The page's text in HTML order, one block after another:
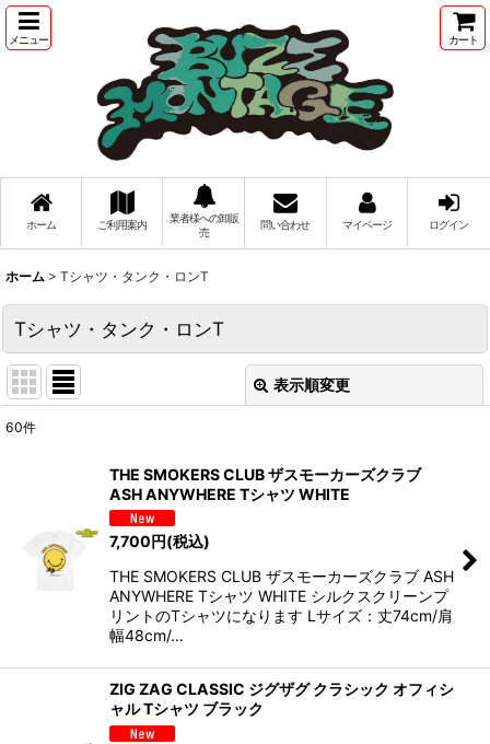
メニュー カート
ホーム ご利用案内
業者様への卸販
売
問い合わせ マイページ ログイン
ホーム > Tシャツ・タンク・ロンT
Tシャツ・タンク・ロンT
表示順変更
絞り込む
60件
THE SMOKERS CLUB ザスモーカーズクラブ
ASH ANYWHERE Tシャツ WHITE
7,700円(税込)
THE SMOKERS CLUB ザスモーカーズクラブ ASH
ANYWHERE Tシャツ WHITE シルクスクリーンプ
リントのTシャツになります Lサイズ：丈74cm/肩
幅48cm/…
ZIG ZAG CLASSIC ジグザグ クラシック オフィシ
ャル Tシャツ ブラック